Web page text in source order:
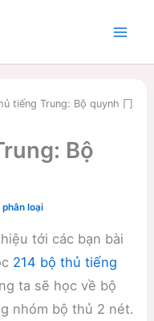
tiếng Trung: Bộ quynh 冂
Bộ
phân loại
tới các bạn bài
214 bộ thủ tiếng
ta sẽ học về bộ
nhóm bộ thủ 2 nét.